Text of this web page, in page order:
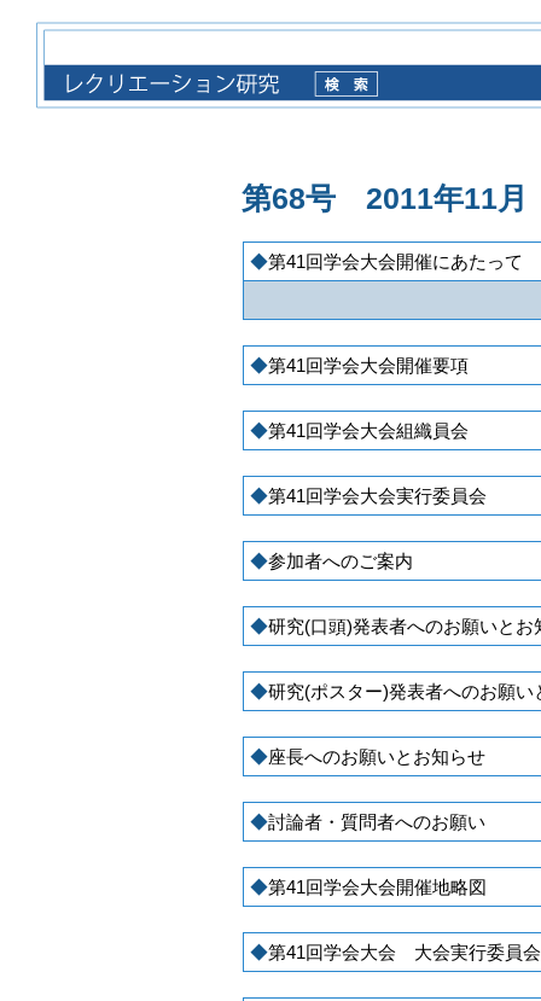
第68号 2011年11月
第41回学会大会開催にあたって
第41回学会大会開催要項
第41回学会大会組織員会
第41回学会大会実行委員会
参加者へのご案内
研究(口頭)発表者へのお願いとお
研究(ポスター)発表者へのお願い
座長へのお願いとお知らせ
討論者・質問者へのお願い
第41回学会大会開催地略図
第41回学会大会 大会実行委員